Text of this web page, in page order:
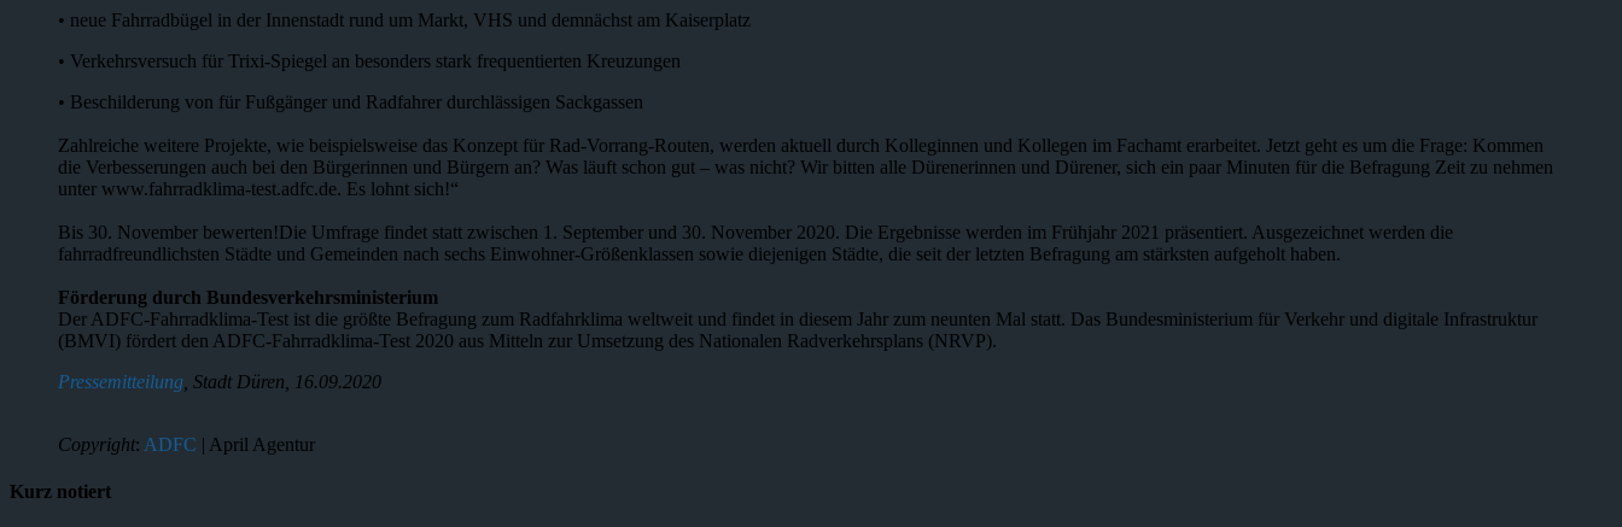
• neue Fahrradbügel in der Innenstadt rund um Markt, VHS und demnächst am Kaiserplatz
• Verkehrsversuch für Trixi-Spiegel an besonders stark frequentierten Kreuzungen
• Beschilderung von für Fußgänger und Radfahrer durchlässigen Sackgassen
Zahlreiche weitere Projekte, wie beispielsweise das Konzept für Rad-Vorrang-Routen, werden aktuell durch Kolleginnen und Kollegen im Fachamt erarbeitet. Jetzt geht es um die Frage: Kommen
die Verbesserungen auch bei den Bürgerinnen und Bürgern an? Was läuft schon gut – was nicht? Wir bitten alle Dürenerinnen und Dürener, sich ein paar Minuten für die Befragung Zeit zu nehmen
unter www.fahrradklima-test.adfc.de. Es lohnt sich!“
Bis 30. November bewerten!Die Umfrage findet statt zwischen 1. September und 30. November 2020. Die Ergebnisse werden im Frühjahr 2021 präsentiert. Ausgezeichnet werden die
fahrradfreundlichsten Städte und Gemeinden nach sechs Einwohner-Größenklassen sowie diejenigen Städte, die seit der letzten Befragung am stärksten aufgeholt haben.
Förderung durch Bundesverkehrsministerium
Der ADFC-Fahrradklima-Test ist die größte Befragung zum Radfahrklima weltweit und findet in diesem Jahr zum neunten Mal statt. Das Bundesministerium für Verkehr und digitale Infrastruktur
(BMVI) fördert den ADFC-Fahrradklima-Test 2020 aus Mitteln zur Umsetzung des Nationalen Radverkehrsplans (NRVP).
Pressemitteilung , Stadt Düren, 16.09.2020
Copyright: ADFC | April Agentur
Kurz notiert